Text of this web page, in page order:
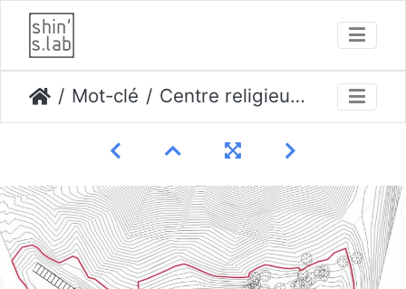
Mot-clé Centre religieux pour l'église Miral à Gapyeong , Corée du Sud